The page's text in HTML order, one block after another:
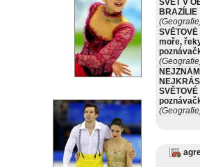
SVĚT V
BRAZÍLIE
moře,